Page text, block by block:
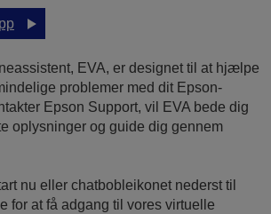
EVA, er designet til at hjælpe
problemer med dit Epson-
Epson Support, vil EVA bede dig
oplysninger og guide dig gennem
nu eller chatbobleikonet nederst til
for at få adgang til vores virtuelle